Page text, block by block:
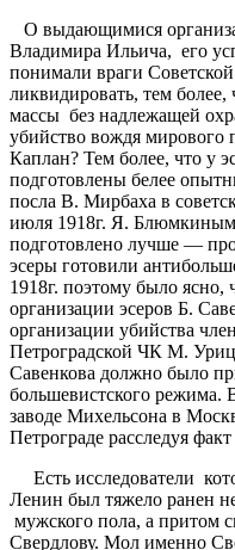
О выдающимися
Владимира Ильича, его
понимали враги
ликвидировать, тем
массы без надлежащей
убийство вождя мирового
Каплан? Тем более, что у
подготовлены белее
посла В. Мирбаха в
июля 1918г. Я.
подготовлено лучше —
эсеры готовили
1918г. поэтому было ясно,
организации эсеров Б.
организации убийства
Петроградской ЧК М.
Савенкова должно было
большевистского режима.
заводе Михельсона в
Петрограде расследуя
Есть исследователи
Ленин был тяжело ранен
мужского пола, а притом
Свердлову. Мол именно